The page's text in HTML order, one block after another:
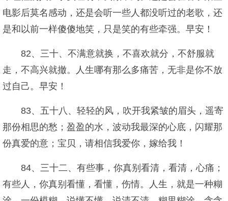
电影后莫名感动，还是会听一些人都没听过的老歌，还
是和以前一样傻傻地笑，只是笑的有些牵强。早安！
82、三十、不满意就换，不喜欢就分，不舒服就
走，不高兴就撤。人生哪有那么多痛苦，无非是你不放
过自己。早安！
83、五十八、轻轻的风，吹开我紧皱的眉头，遥寄
那份相思的愁；盈盈的水，波动我最深的心底，闪耀那
份真爱的意；宝贝，请相信我爱你，嫁给我！
84、三十二、有些事，你真别看清，看清，心痛；
有些人，你真别看懂，看懂，伤情。人生，就是一种糊